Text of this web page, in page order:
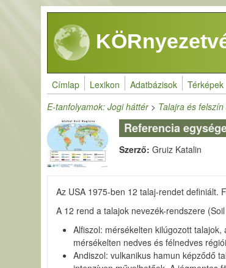
Ugrás a tartalomra
Címlap Lexikon Adatbázisok Térképek
E-tanfolyamok: Jogi háttér> Talajra és
Referencia
Szerző:Gruiz Katalin
Az USA 1975-ben 12 talaj-rendet definiált.
A 12 rend a talajok nevezék-rendszere
Alfiszol: mérsékelten kilúgozott
mérsékelten nedves és félnedves
Andiszol: vulkanikus hamun képződő